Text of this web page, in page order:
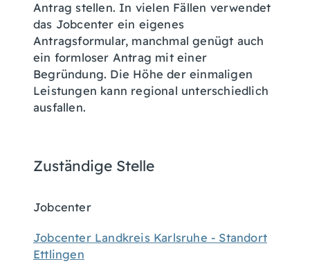
Antrag stellen. In vielen Fällen verwendet
das Jobcenter ein eigenes
Antragsformular, manchmal genügt auch
ein formloser Antrag mit einer
Begründung. Die Höhe der einmaligen
Leistungen kann regional unterschiedlich
ausfallen.
Zuständige Stelle
Jobcenter
Jobcenter Landkreis Karlsruhe - Standort
Ettlingen